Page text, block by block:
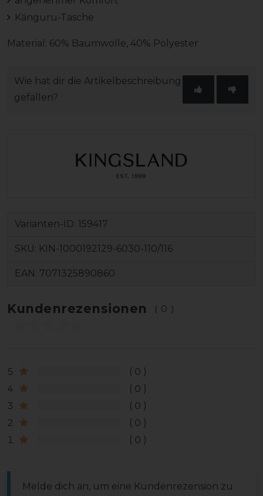
Känguru-Tasche
Material: 60% Baumwolle, 40% Polyester
Wie hat dir die Artikelbeschreibung
gefallen?
Varianten-ID: 159417
SKU: KIN-1000192129-6030-110/116
EAN: 7071325890860
Kundenrezensionen (0)
5
0
4
0
3
0
2
0
1
0
Melde dich an, um eine Kundenrezension zu